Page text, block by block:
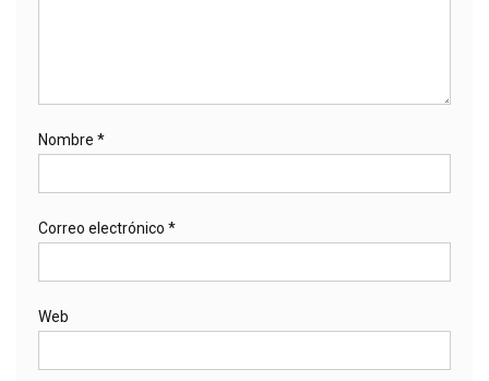
Nombre *
Correo electrónico *
Web